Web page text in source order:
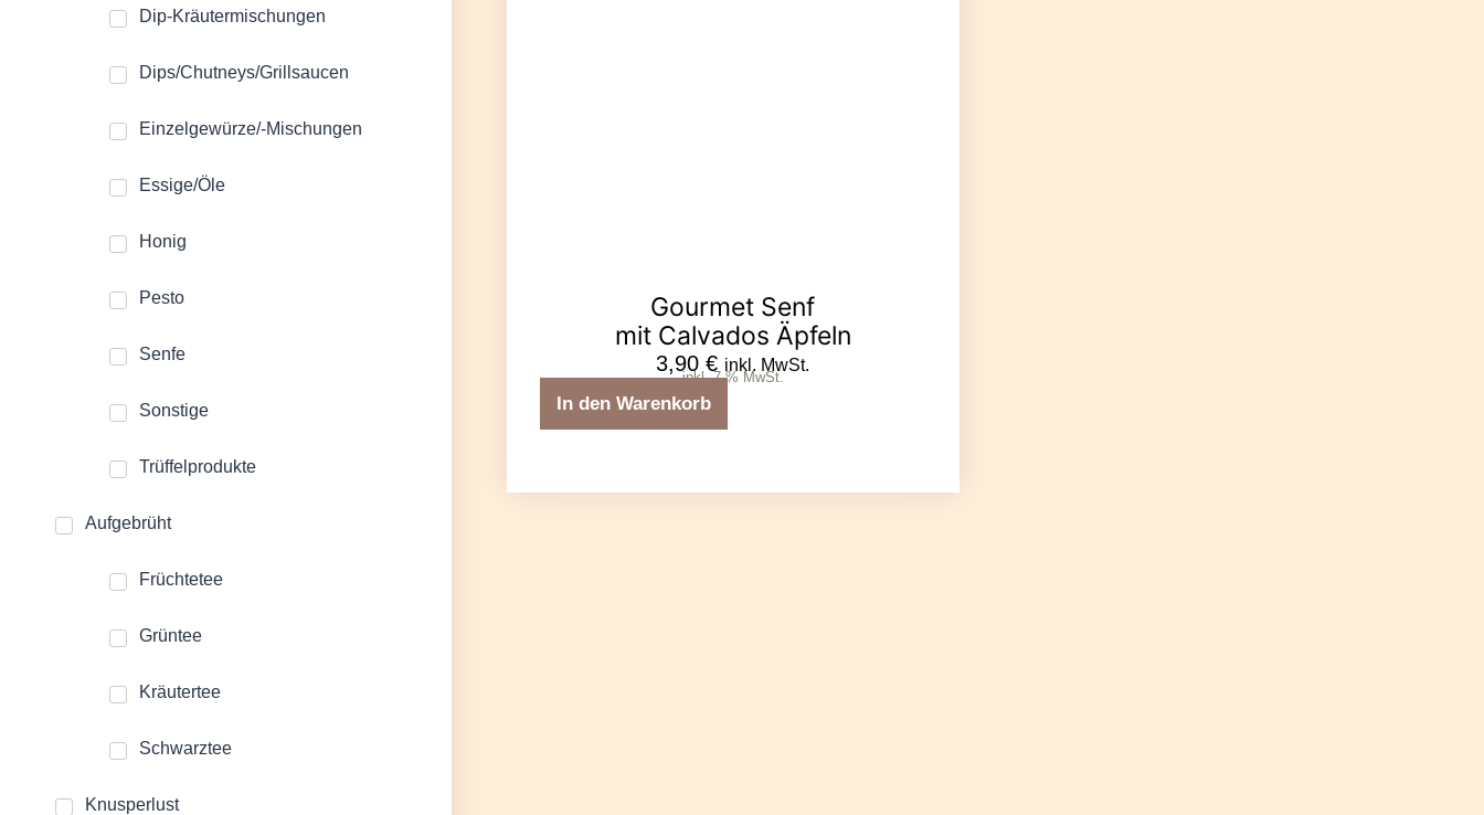
Dip-Kräutermischungen
Dips/Chutneys/Grillsaucen
Einzelgewürze/-Mischungen
Essige/Öle
Honig
Pesto
Senfe
Sonstige
Trüffelprodukte
Aufgebrüht
Früchtetee
Grüntee
Kräutertee
Schwarztee
Knusperlust
Gourmet Senf
mit Calvados Äpfeln
3,90€ inkl. MwSt.
inkl. 7 % MwSt.
In den Warenkorb